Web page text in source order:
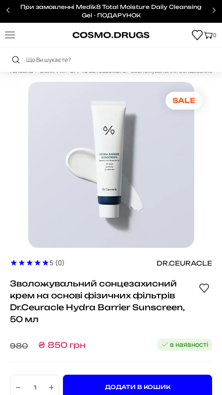
При замовленні Medik8 Total Moisture Daily Cleansing
Gel - ПОДАРУНОК
0
Головна Обличчя SPF та автозасмага Зволожувальний
SALE
5 (0) DR.CEURACLE
Зволожувальний сонцезахисний
крем на основі фізичних фільтрів
Dr.Ceuracle Hydra Barrier Sunscreen,
50 мл
980 ₴ 850 грн в наявності
− + ДОДАТИ В КОШИК